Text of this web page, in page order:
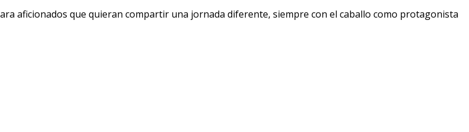
aficionados que quieran compartir una jornada diferente, siempre con el caballo como protagonista